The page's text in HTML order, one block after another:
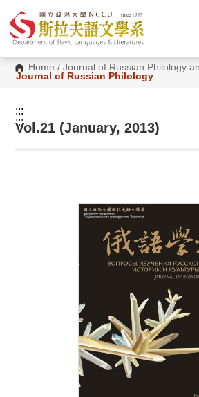
o
Home /Journal of Russian Philology
Journal of Russian Philology
:::
:::
Vol.21 (January, 2013)